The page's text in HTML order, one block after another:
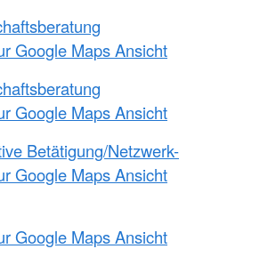
Google Maps Ansicht
Google Maps Ansicht
Betätigung/Netzwerk-
Google Maps Ansicht
Google Maps Ansicht